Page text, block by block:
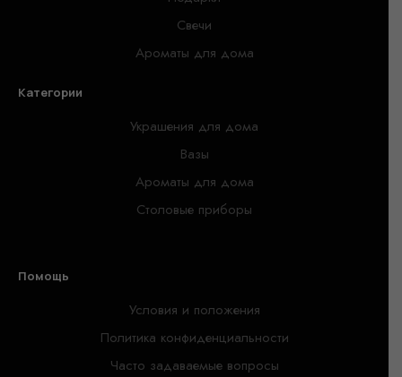
Свечи
Ароматы для дома
Категории
Украшения для дома
Вазы
Ароматы для дома
Столовые приборы
Помощь
Условия и положения
Политика конфиденциальности
Часто задаваемые вопросы